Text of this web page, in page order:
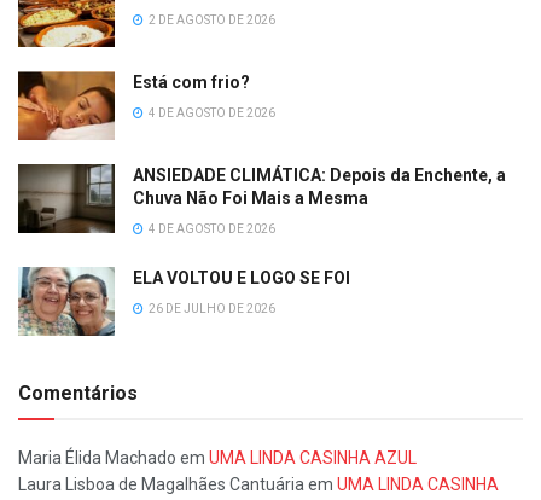
2 DE AGOSTO DE 2026
Está com frio?
4 DE AGOSTO DE 2026
ANSIEDADE CLIMÁTICA: Depois da Enchente, a
Chuva Não Foi Mais a Mesma
4 DE AGOSTO DE 2026
ELA VOLTOU E LOGO SE FOI
26 DE JULHO DE 2026
Comentários
Maria Élida Machado em UMA LINDA CASINHA AZUL
Laura Lisboa de Magalhães Cantuáriaem UMA LINDA CASINHA